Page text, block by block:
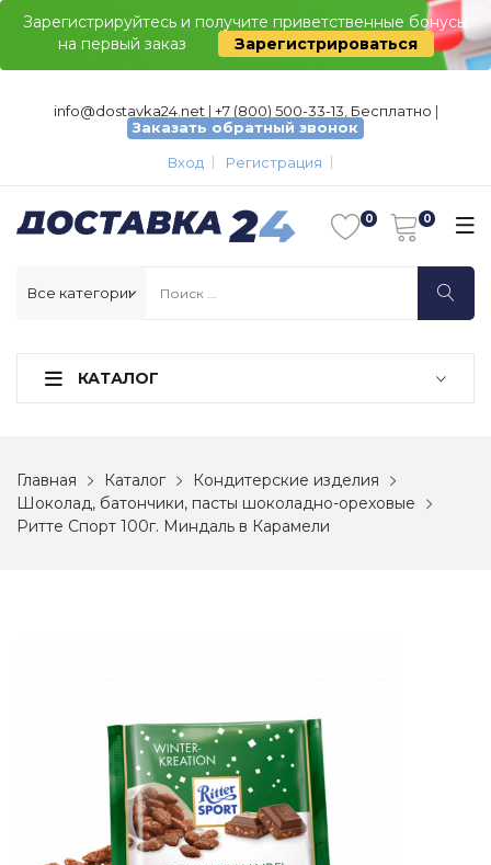
Зарегистрируйтесь и получите приветственные бонусы
на первый заказ
Зарегистрироваться
info@dostavka24.net | +7 (800) 500-33-13, Бесплатно |
Заказать обратный звонок
Вход
Регистрация
КАТАЛОГ
Главная Каталог
Кондитерские изделия
Шоколад, батончики, пасты шоколадно-ореховые
Ритте Спорт 100г. Миндаль в Карамели